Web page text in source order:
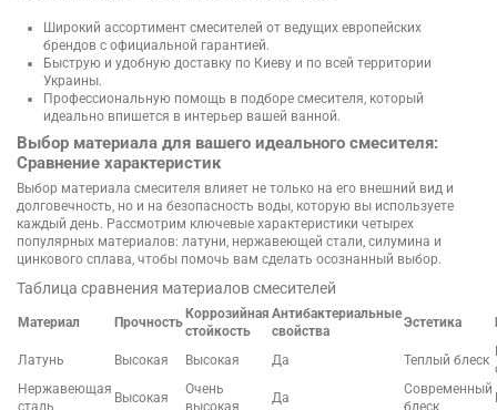
Широкий ассортимент смесителей от ведущих европейских
брендов с официальной гарантией.
Быструю и удобную доставку по Киеву и по всей территории
Украины.
Профессиональную помощь в подборе смесителя, который
идеально впишется в интерьер вашей ванной.
Выбор материала для вашего идеального смесителя:
Сравнение характеристик
Выбор материала смесителя влияет не только на его внешний вид и
долговечность, но и на безопасность воды, которую вы используете
каждый день. Рассмотрим ключевые характеристики четырех
популярных материалов: латуни, нержавеющей стали, силумина и
цинкового сплава, чтобы помочь вам сделать осознанный выбор.
Таблица сравнения материалов смесителей
Материал Прочность
Коррозийная
стойкость
Антибактериальные
свойства
Эстетика
Латунь Высокая Высокая Да Теплый блеск
Нержавеющая
сталь
Высокая
Очень
высокая
Да
Современный
блеск